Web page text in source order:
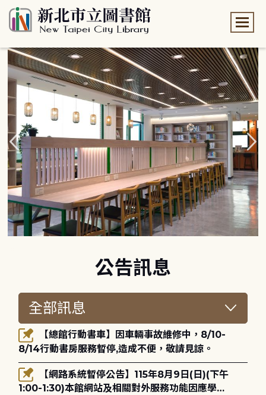
公告訊息
8/14行動書房服務暫停,造成不便，敬請見諒。
1:00-1:30)本館網站及相關對外服務功能因應學術